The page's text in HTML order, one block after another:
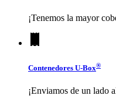
¡Tenemos la mayor
Contenedores U-Box®
¡Enviamos de un lado